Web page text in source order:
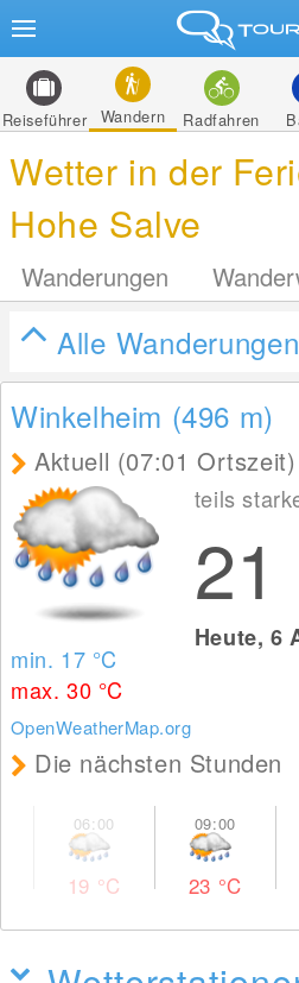
Reiseführer Wandern Radfahren
Wetter in der
Hohe Salve
Wanderungen
Alle
Winkelheim (496 m)
Aktuell (07:01 Ortszeit)
min. 17 °C
max. 30 °C
OpenWeatherMap.org
teils
21
Heute, 6
Die nächsten Stunden
19 °C 23 °C